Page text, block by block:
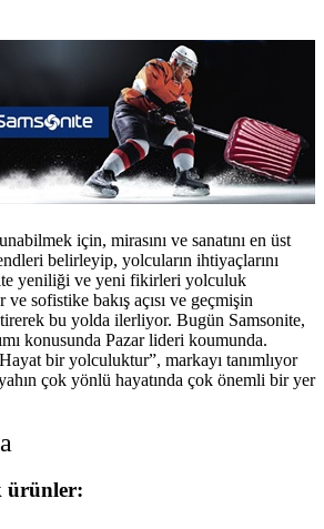
için, mirasını ve sanatını en üst
belirleyip, yolcuların ihtiyaçlarını
yeniliği ve yeni fikirleri yolculuk
sofistike bakış açısı ve geçmişin
bu yolda ilerliyor. Bugün Samsonite,
konusunda Pazar lideri koumunda.
bir yolculuktur”, markayı tanımlıyor
çok yönlü hayatında çok önemli bir yer
ürünler: